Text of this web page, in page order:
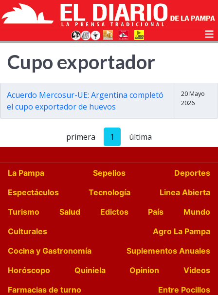
Cupo exportador
Acuerdo Mercosur-UE: Argentina completó
el cupo exportador de huevos
20 Mayo
2026
primera 1 última
La Pampa Sepelios
Deportes
Espectáculos
Tecnología
Linea Abierta
Turismo
Salud Edictos País
Mundo
Culturales
Agro La Pampa
Cocina y Gastronomía
Suplementos Anuales
Horóscopo
Quiniela Opinion
Videos
Farmacias de turno
Entre Pocillos